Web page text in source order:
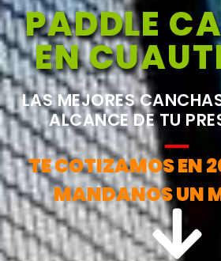
PADDLE
EN
LAS MEJORES
ALCANCE DE TU
TE COTIZAMOS EN
MANDANOS UN